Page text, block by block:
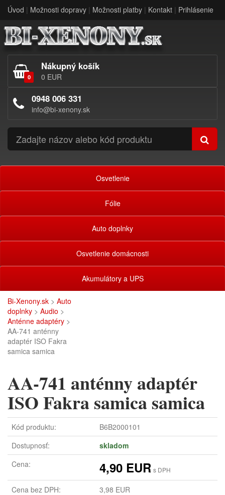
Úvod | Možnosti dopravy | Možnosti platby | Kontakt | Prihlásenie
0
Nákupný košík
0 EUR
0948 006 331
info@bi-xenony.sk
Osvetlenie
Fólie
Auto doplnky
Osvetlenie domácnosti
Akumulátory a UPS
Bi-Xenony.sk > Auto
doplnky > Audio >
Anténne adaptéry >
AA-741 anténny
adaptér ISO Fakra
samica samica
AA-741 anténny adaptér
ISO Fakra samica samica
Kód produktu:
B6B2000101
Dostupnosť:
skladom
Cena:
4,90 EUR s DPH
Cena bez DPH: 3,98 EUR